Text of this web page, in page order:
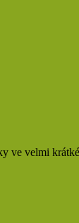
ve velmi